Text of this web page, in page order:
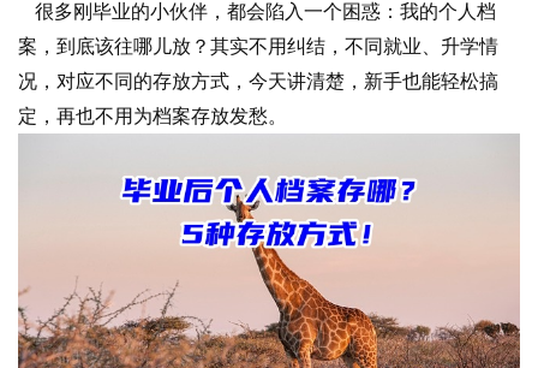
很多刚毕业的小伙伴，都会陷入一个困惑：我的个人档
案，到底该往哪儿放？其实不用纠结，不同就业、升学情
况，对应不同的存放方式，今天讲清楚，新手也能轻松搞
定，再也不用为档案存放发愁。